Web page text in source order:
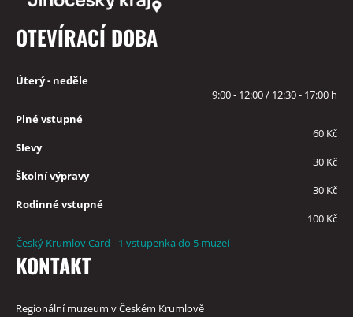
OTEVÍRACÍ DOBA
Úterý - neděle
9:00 - 12:00 / 12:30 - 17:00 h
Plné vstupné
60 Kč
Slevy
30 Kč
Školní výpravy
30 Kč
Rodinné vstupné
100 Kč
Český Krumlov Card - 1 vstupenka do 5 muzeí
KONTAKT
Regionální muzeum v Českém Krumlově